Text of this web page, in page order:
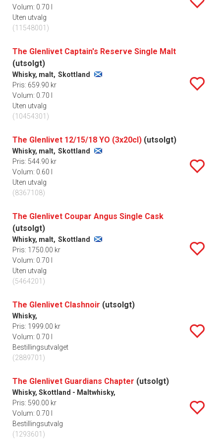
Volum: 0.70 l
Uten utvalg
(11548001)
The Glenlivet Captain's Reserve Single Malt
(utsolgt)
Whisky, malt, Skottland
Pris: 659.90 kr
Volum: 0.70 l
Uten utvalg
(10454301)
The Glenlivet 12/15/18 YO (3x20cl) (utsolgt)
Whisky, malt, Skottland
Pris: 544.90 kr
Volum: 0.60 l
Uten utvalg
(8367108)
The Glenlivet Coupar Angus Single Cask
(utsolgt)
Whisky, malt, Skottland
Pris: 1750.00 kr
Volum: 0.70 l
Uten utvalg
(5464201)
The Glenlivet Clashnoir (utsolgt)
Whisky,
Pris: 1999.00 kr
Volum: 0.70 l
Bestillingsutvalget
(2889701)
The Glenlivet Guardians Chapter (utsolgt)
Whisky, Skottland - Maltwhisky,
Pris: 590.00 kr
Volum: 0.70 l
Bestillingsutvalg
(1293601)